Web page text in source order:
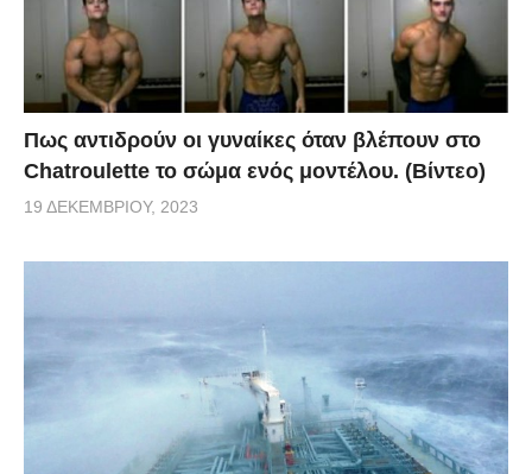
Πως αντιδρούν οι γυναίκες όταν βλέπουν στο
Chatroulette το σώμα ενός μοντέλου. (Βίντεο)
19 ΔΕΚΕΜΒΡΊΟΥ, 2023